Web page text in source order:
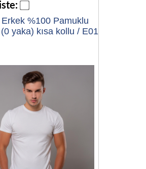
%100 Pamuklu
yaka) kısa kollu / E01